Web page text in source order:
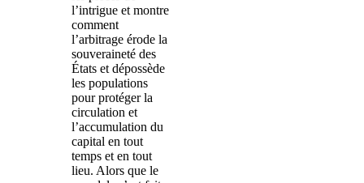
l’intrigue et montre
comment
l’arbitrage érode la
souveraineté des
États et dépossède
les populations
pour protéger la
circulation et
l’accumulation du
capital en tout
temps et en tout
lieu. Alors que le